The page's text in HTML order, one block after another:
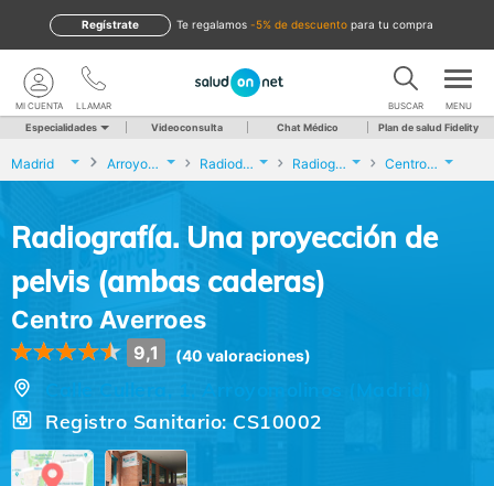
te regalamos -5% de descuento para tu compra
Regístrate
LLAMAR
MI CUENTA BUSCAR MENU
Especialidades Videoconsulta Chat Médico Plan de salud Fidelity
Madrid Arroyomolinos Radiodiagnóstico Radiografía. Una proyección de pelvis (ambas caderas) Centro Averroes
Radiografía. Una proyección de
pelvis (ambas caderas)
Centro Averroes
9,1 (40 valoraciones)
Calle Cullera, 1, Arroyomolinos (Madrid)
Registro Sanitario: CS10002